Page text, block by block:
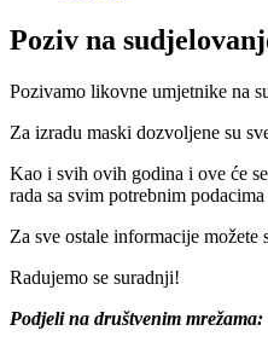
Poziv na
Pozivamo likovne umjetnike na
Za izradu maski dozvoljene su
Kao i svih ovih godina i ove će
rada sa svim potrebnim
Za sve ostale informacije
Radujemo se suradnji!
Podjeli na društvenim mrežama: